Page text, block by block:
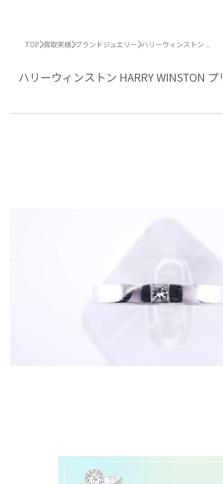
TOP 買取実績 ブランドジュエリー ハリーウィンストン ...
ハリーウィンストン HARRY WINSTON